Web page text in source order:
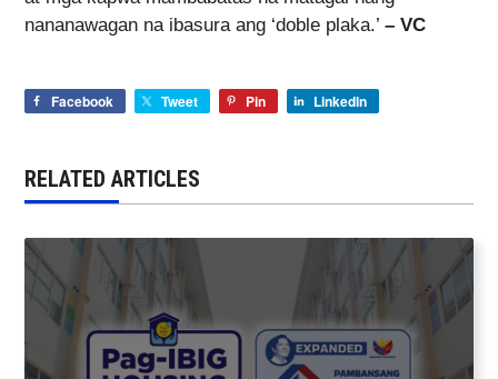
nananawagan na ibasura ang ‘doble plaka.’ – VC
Facebook Tweet Pin LinkedIn
RELATED ARTICLES